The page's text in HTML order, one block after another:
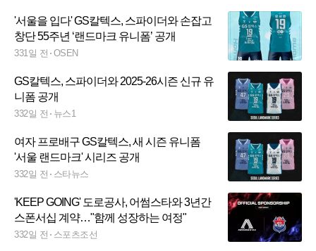
'서울을 입다' GS칼텍스, 스파이더와 손잡고
창단 55주년 ‘랜드마크 유니폼’ 공개
331일 전 OSEN
GS칼텍스, 스파이더와 2025-26시즌 신규 유
니폼 공개
332일 전 뉴스1
여자 프로배구 GS칼텍스, 새 시즌 유니폼
'서울 랜드마크' 시리즈 공개
332일 전 스타뉴스
'KEEP GOING' 도로공사, 어썸스타와 3년간
스폰서십 계약…"함께 성장하는 여정"
332일 전 스포츠조선